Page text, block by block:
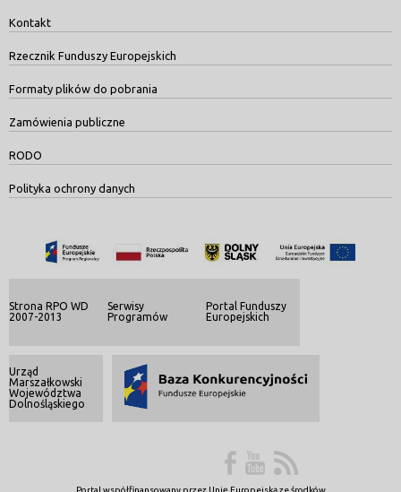
Kontakt
Rzecznik Funduszy Europejskich
Formaty plików do pobrania
Zamówienia publiczne
RODO
Polityka ochrony danych
Strona RPO WD
2007-2013
Serwisy
Programów
Portal Funduszy
Europejskich
Urząd
Marszałkowski
Województwa
Dolnośląskiego
Portal współfinansowany przez Unię Europejską ze środków